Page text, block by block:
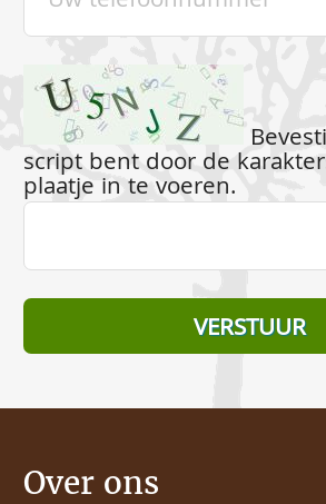
script bent door de
plaatje in te voeren.
Over ons